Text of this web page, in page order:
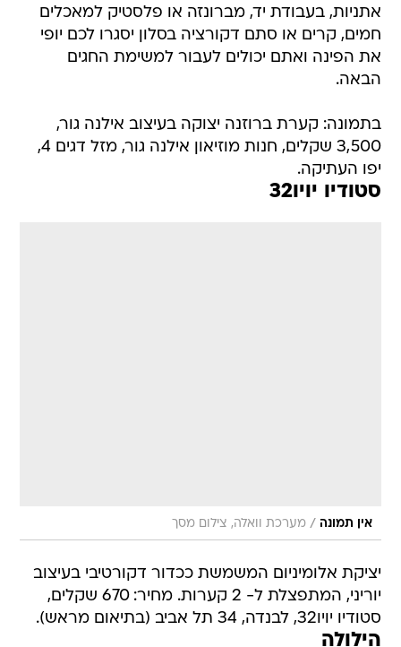
אתניות, בעבודת יד, מברונזה או פלסטיק למאכלים
חמים, קרים או סתם דקורציה בסלון יסגרו לכם יופי
את הפינה ואתם יכולים לעבור למשימת החגים
הבאה.
בתמונה: קערת ברוזנה יצוקה בעיצוב אילנה גור,
3,500 שקלים, חנות מוזיאון אילנה גור, מזל דגים 4,
יפו העתיקה.
סטודיו יויו32
אין תמונה / מערכת וואלה, צילום מסך
יציקת אלומיניום המשמשת ככדור דקורטיבי בעיצוב
יוריני, המתפצלת ל- 2 קערות. מחיר: 670 שקלים,
סטודיו יויו32, לבנדה, 34 תל אביב (בתיאום מראש).
הילולה